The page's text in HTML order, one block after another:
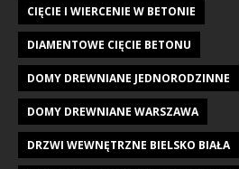
CIĘCIE I WIERCENIE W BETONIE
DIAMENTOWE CIĘCIE BETONU
DOMY DREWNIANE JEDNORODZINNE
DOMY DREWNIANE WARSZAWA
DRZWI WEWNĘTRZNE BIELSKO BIAŁA